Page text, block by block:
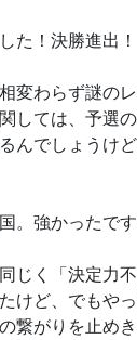
た！決勝進出！
変わらず謎の
しては、予選
んでしょうけど
。強かったです
じく「決定力
けど、でもや
繋がりを止め